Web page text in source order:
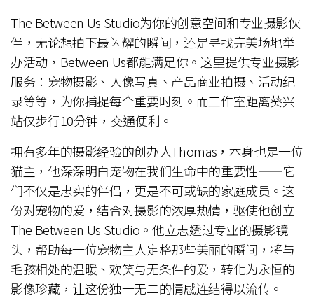
The Between Us Studio为你的创意空间和专业摄影伙
伴，无论想拍下最闪耀的瞬间，还是寻找完美场地举
办活动，Between Us都能满足你。这里提供专业摄影
服务：宠物摄影、人像写真、产品商业拍摄、活动纪
录等等，为你捕捉每个重要时刻。而工作室距离葵兴
站仅步行10分钟，交通便利。
拥有多年的摄影经验的创办人Thomas，本身也是一位
猫主，他深深明白宠物在我们生命中的重要性——它
们不仅是忠实的伴侣，更是不可或缺的家庭成员。这
份对宠物的爱，结合对摄影的浓厚热情，驱使他创立
The Between Us Studio。他立志透过专业的摄影镜
头，帮助每一位宠物主人定格那些美丽的瞬间，将与
毛孩相处的温暖、欢笑与无条件的爱，转化为永恒的
影像珍藏，让这份独一无二的情感连结得以流传。